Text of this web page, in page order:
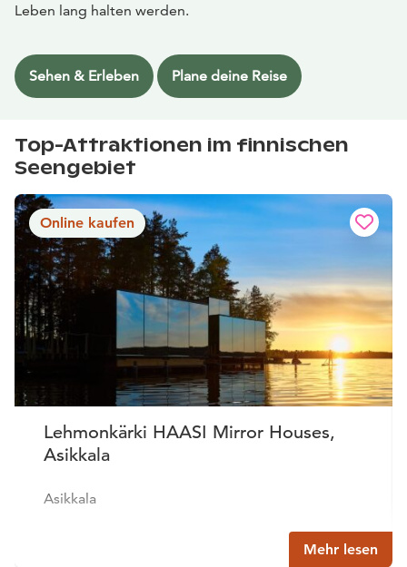
Leben lang halten werden.
Sehen & Erleben Plane deine Reise
Top-Attraktionen im finnischen
Seengebiet
Online kaufen
Lehmonkärki HAASI Mirror Houses,
Asikkala
Asikkala
Mehr lesen